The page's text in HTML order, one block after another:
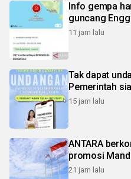
Info gempa
guncang
11 jam lalu
Tak dapat
Pemerintah
15 jam lalu
ANTARA
promosi
21 jam lalu